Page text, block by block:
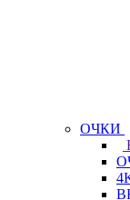
ОЧКИ